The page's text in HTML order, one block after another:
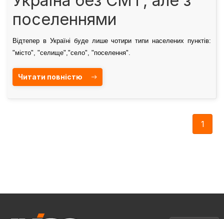
поселеннями
Відтепер в Україні буде лише чотири типи населених пунктів:
"місто", "селище","село", "поселення".
Читати повністю
1